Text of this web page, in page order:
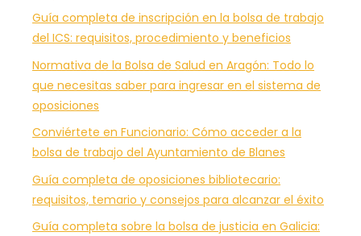
Guía completa de inscripción en la bolsa de trabajo
del ICS: requisitos, procedimiento y beneficios
Normativa de la Bolsa de Salud en Aragón: Todo lo
que necesitas saber para ingresar en el sistema de
oposiciones
Conviértete en Funcionario: Cómo acceder a la
bolsa de trabajo del Ayuntamiento de Blanes
Guía completa de oposiciones bibliotecario:
requisitos, temario y consejos para alcanzar el éxito
Guía completa sobre la bolsa de justicia en Galicia: